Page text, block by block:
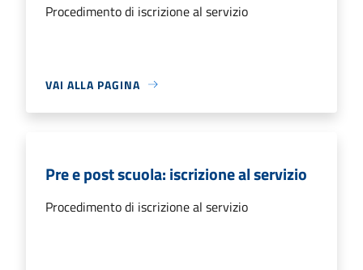
Procedimento di iscrizione al servizio
VAI ALLA PAGINA
Pre e post scuola: iscrizione al servizio
Procedimento di iscrizione al servizio